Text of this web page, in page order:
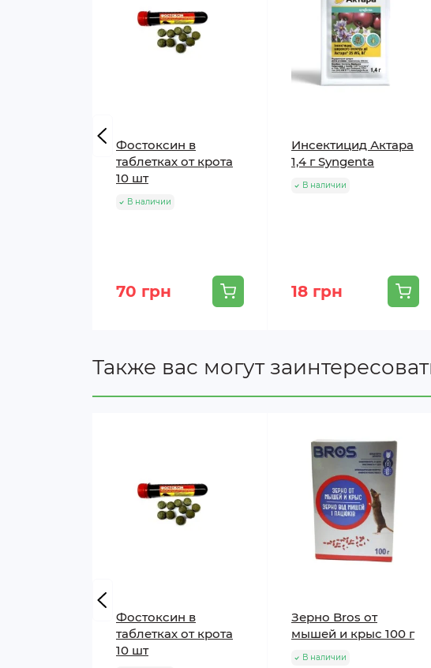
Фостоксин в
таблетках от крота
10 шт
В наличии
70 грн
Инсектицид Актара
1,4 г Syngenta
В наличии
18 грн
Также вас могут
Фостоксин в
таблетках от крота
10 шт
Зерно Bros от
мышей и крыс 100 г
В наличии